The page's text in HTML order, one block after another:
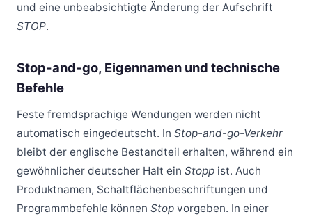
und eine unbeabsichtigte Änderung der Aufschrift
STOP.
Stop-and-go, Eigennamen und technische
Befehle
Feste fremdsprachige Wendungen werden nicht
automatisch eingedeutscht. In Stop-and-go-Verkehr
bleibt der englische Bestandteil erhalten, während ein
gewöhnlicher deutscher Halt ein Stopp ist. Auch
Produktnamen, Schaltflächenbeschriftungen und
Programmbefehle können Stop vorgeben. In einer